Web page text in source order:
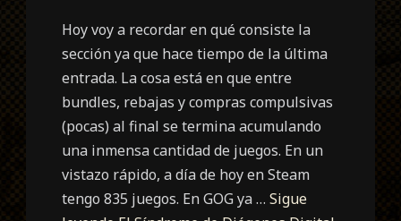
Hoy voy a recordar en qué consiste la
sección ya que hace tiempo de la última
entrada. La cosa está en que entre
bundles, rebajas y compras compulsivas
(pocas) al final se termina acumulando
una inmensa cantidad de juegos. En un
vistazo rápido, a día de hoy en Steam
tengo 835 juegos. En GOG ya …Sigue